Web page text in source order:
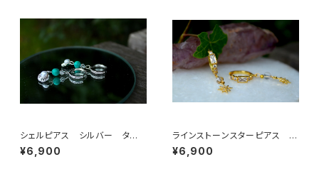
シェルピアス シルバー ター
コイズ
¥6,900
ラインストーンスターピアス 水
晶
¥6,900